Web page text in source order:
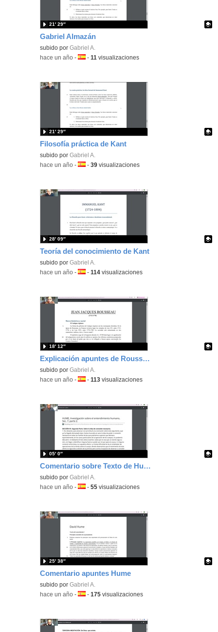
Gabriel Almazán
Contenido educativo.
subido porGabriel A.
21′ 29″
-hace un año -Idioma:
-11 visualizaciones
Filosofía práctica de Kant
Contenido educativo.
subido porGabriel A.
21′ 29″
-hace un año -Idioma:
-39 visualizaciones
Teoría del conocimiento de Kant
Contenido educativo.
subido porGabriel A.
28′ 09″
-hace un año -Idioma:
-114 visualizaciones
Explicación apuntes de Rousseau
Contenido educativo.
subido porGabriel A.
18′ 12″
-hace un año -Idioma:
-113 visualizaciones
Comentario sobre Texto de Hume
Contenido educativo.
subido porGabriel A.
05′ 0″
-hace un año -Idioma:
-55 visualizaciones
Comentario apuntes Hume
Contenido educativo.
subido porGabriel A.
25′ 38″
-hace un año -Idioma:
-175 visualizaciones